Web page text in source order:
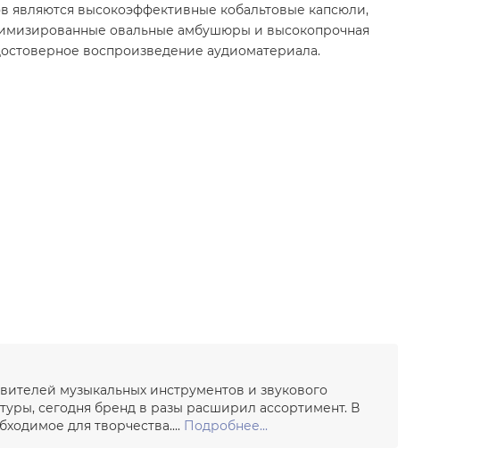
являются высокоэффективные кобальтовые капсюли,
овальные амбушюры и высокопрочная
воспроизведение аудиоматериала.
музыкальных инструментов и звукового
сегодня бренд в разы расширил ассортимент. В
для творчества.... Подробнее...